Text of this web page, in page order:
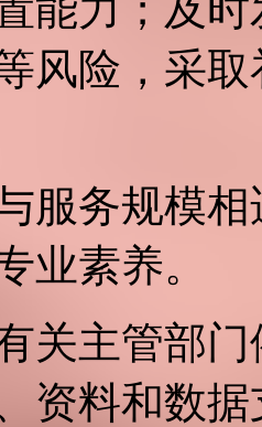
风险，采
服务规模
业素养。
关主管部
资料和数